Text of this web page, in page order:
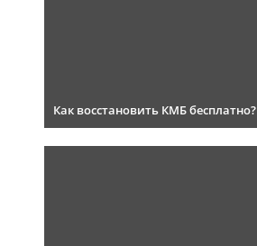
Как восстановить КМБ бесплатно?